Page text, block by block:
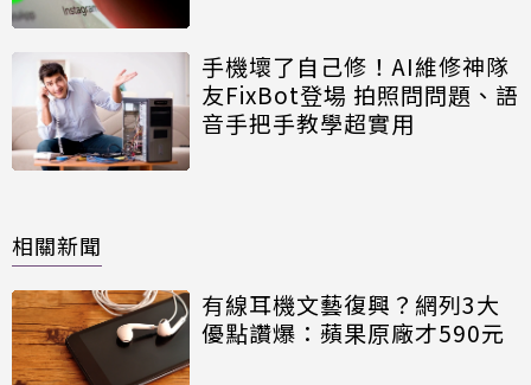
手機壞了自己修！AI維修神隊
友FixBot登場 拍照問問題、語
音手把手教學超實用
相關新聞
有線耳機文藝復興？網列3大
優點讚爆：蘋果原廠才590元